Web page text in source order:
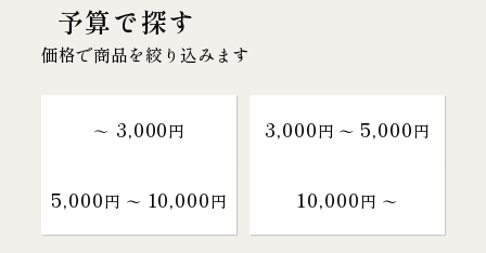
予算で探す
価格で商品を絞り込みます
～ 3,000円 3,000円 〜 5,000円
5,000円 〜 10,000円 10,000円 〜